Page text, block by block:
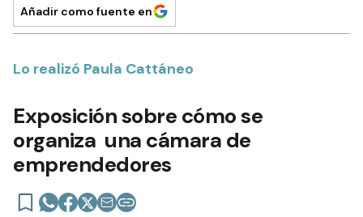
Añadir como fuente en
Lo realizó Paula Cattáneo
Exposición sobre cómo se
organiza una cámara de
emprendedores